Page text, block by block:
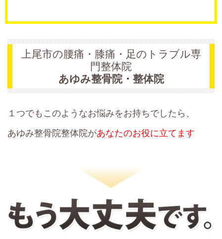
上尾市の腰痛・膝痛・足のトラブル専
門整体院
あゆみ整骨院・整体院
１つでもこのようなお悩みをお持ちでしたら、
あゆみ整骨院整体院があなたのお役に立てます